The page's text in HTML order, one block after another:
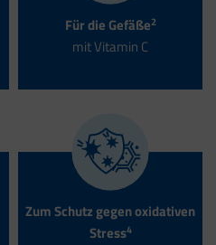
Für die Gefäße2
mit Vitamin C
Zum Schutz gegen oxidativen
Stress4